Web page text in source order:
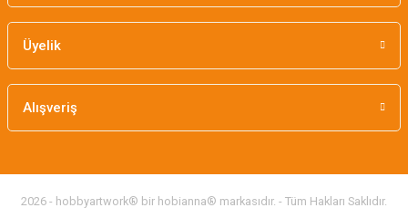
Üyelik
Alışveriş
2026 - hobbyartwork® bir hobianna® markasıdır. - Tüm Hakları Saklıdır.